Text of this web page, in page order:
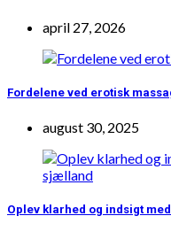
april 27, 2026
Fordelene ved erotisk
august 30, 2025
Oplev klarhed og indsigt